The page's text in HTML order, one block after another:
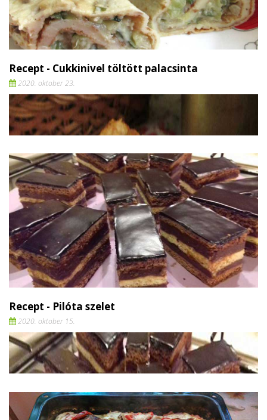
Recept - Cukkinivel töltött palacsinta
2020. oktober 23.
Recept - Pilóta szelet
2020. oktober 15.